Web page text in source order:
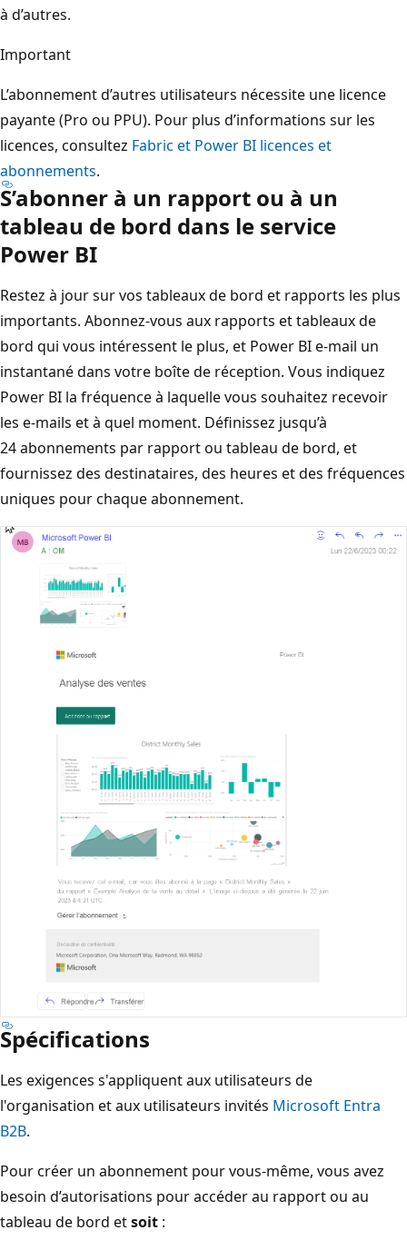
à d’autres.
Important
L’abonnement d’autres utilisateurs nécessite une licence
payante (Pro ou PPU). Pour plus d’informations sur les
licences, consultez Fabric et Power BI licences et
abonnements.
S’abonner à un rapport ou à un
tableau de bord dans le service
Power BI
Restez à jour sur vos tableaux de bord et rapports les plus
importants. Abonnez-vous aux rapports et tableaux de
bord qui vous intéressent le plus, et Power BI e-mail un
instantané dans votre boîte de réception. Vous indiquez
Power BI la fréquence à laquelle vous souhaitez recevoir
les e-mails et à quel moment. Définissez jusqu’à
24 abonnements par rapport ou tableau de bord, et
fournissez des destinataires, des heures et des fréquences
uniques pour chaque abonnement.
Spécifications
Les exigences s'appliquent aux utilisateurs de
l'organisation et aux utilisateurs invités Microsoft Entra
B2B.
Pour créer un abonnement pour vous-même, vous avez
besoin d’autorisations pour accéder au rapport ou au
tableau de bord etsoit :